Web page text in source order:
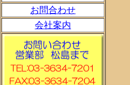
お問合わせ
会社案内